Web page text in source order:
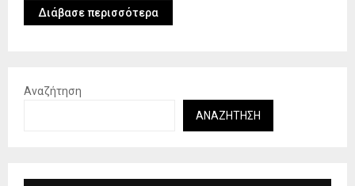
Διάβασε περισσότερα
Αναζήτηση
ΑΝΑΖΉΤΗΣΗ